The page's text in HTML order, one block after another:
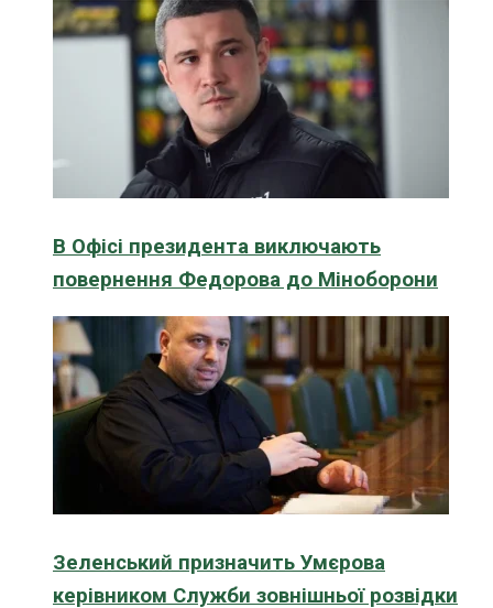
В Офісі президента виключають
повернення Федорова до Міноборони
Зеленський призначить Умєрова
керівником Служби зовнішньої розвідки